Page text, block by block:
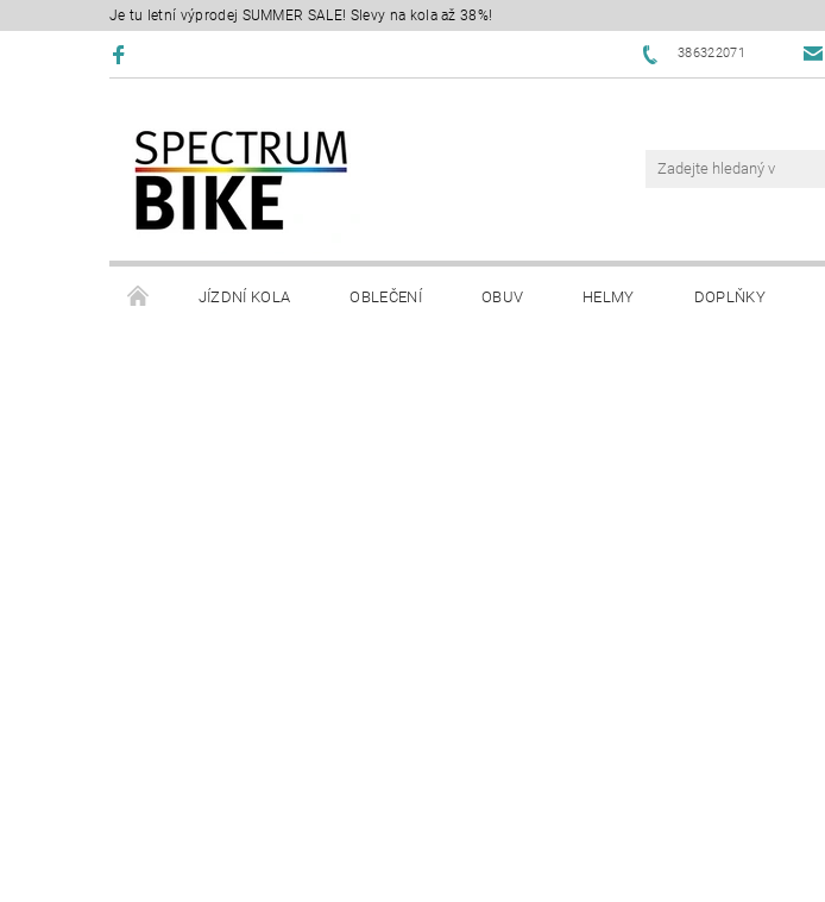
Je tu letní výprodej SUMMER SALE! Slevy na kola až 38%!
386322071
JÍZDNÍ KOLA OBLEČENÍ OBUV HELMY DOPLŇKY